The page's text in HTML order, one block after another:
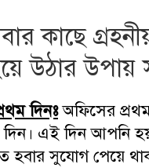
কাছে
উঠার উপায়
দিনঃঅফিসের
দিন। এই দিন আপনি
হবার সুযোগ পেয়ে